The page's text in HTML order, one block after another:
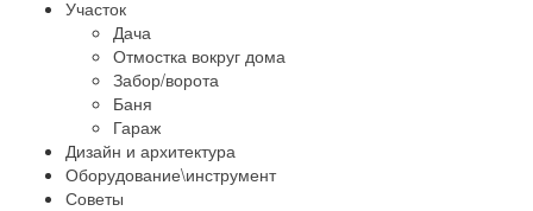
Участок
Дача
Отмостка вокруг дома
Забор/ворота
Баня
Гараж
Дизайн и архитектура
Оборудование\инструмент
Советы